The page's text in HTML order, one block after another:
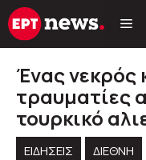
Μετάβαση
σε
Ένας νεκρός
τραυματίες
τουρκικό
ΕΙΔΗΣΕΙΣ
ΔΙΕΘΝΗ